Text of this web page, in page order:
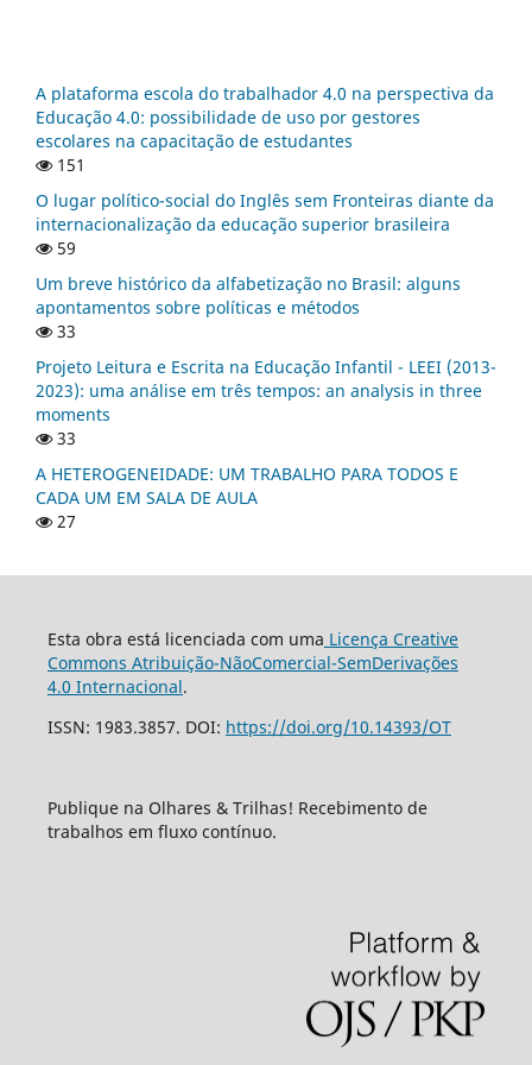
A plataforma escola do trabalhador 4.0 na perspectiva da
Educação 4.0: possibilidade de uso por gestores
escolares na capacitação de estudantes
151
O lugar político-social do Inglês sem Fronteiras diante da
internacionalização da educação superior brasileira
59
Um breve histórico da alfabetização no Brasil: alguns
apontamentos sobre políticas e métodos
33
Projeto Leitura e Escrita na Educação Infantil - LEEI (2013-
2023): uma análise em três tempos: an analysis in three
moments
33
A HETEROGENEIDADE: UM TRABALHO PARA TODOS E
CADA UM EM SALA DE AULA
27
Esta obra está licenciada com uma Licença Creative
Commons Atribuição-NãoComercial-SemDerivações
4.0 Internacional.
ISSN: 1983.3857. DOI: https://doi.org/10.14393/OT
Publique na Olhares & Trilhas! Recebimento de
trabalhos em fluxo contínuo.